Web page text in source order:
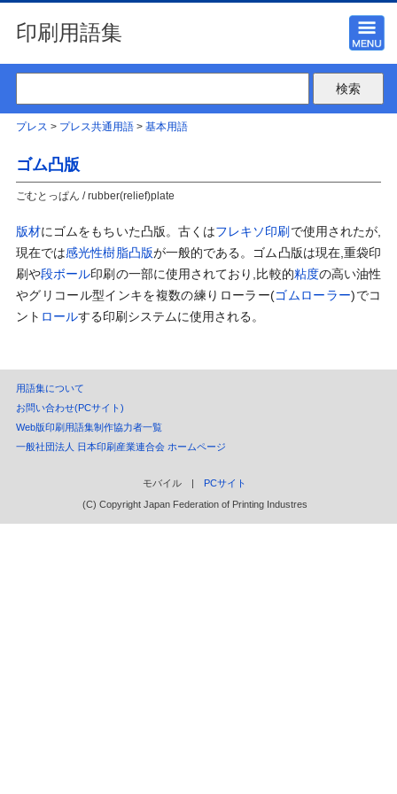
印刷用語集
プレス > プレス共通用語> 基本用語
ゴム凸版
ごむとっぱん / rubber(relief)plate
版材にゴムをもちいた凸版。古くはフレキソ印刷 で使用されたが,
現在では感光性樹脂凸版が一般的である。ゴム凸版は現在,重袋印
刷や段ボール印刷の一部に使用されており,比較的粘度の高い油性
やグリコール型インキを複数の練りローラー(ゴムローラー)でコ
ント ロールする印刷システムに使用される。
用語集について
お問い合わせ(PCサイト)
Web版印刷用語集制作協力者一覧
一般社団法人 日本印刷産業連合会 ホームページ
モバイル | PCサイト
(C) Copyright Japan Federation of Printing Industres